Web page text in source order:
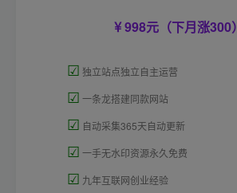
998元（下月涨300）
☑ 独立站点独立自主运营
☑ 一条龙搭建同款网站
☑ 自动采集365天自动更新
☑ 一手无水印资源永久免费
☑ 九年互联网创业经验